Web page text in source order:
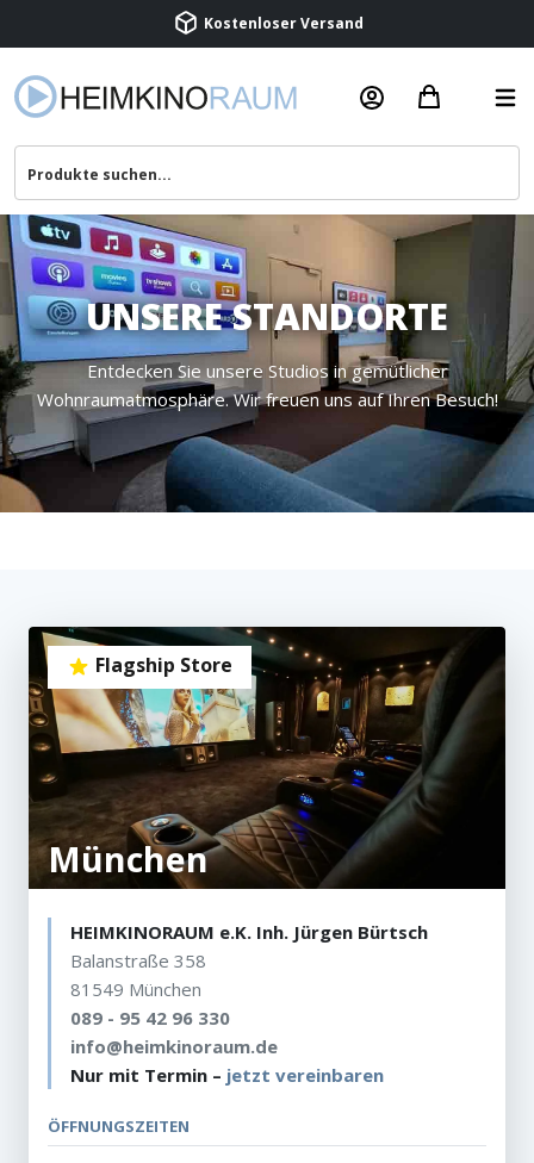
Kostenloser Versand
Beratung & Service
UNSERE STANDORTE
Entdecken Sie unsere Studios in gemütlicher
Wohnraumatmosphäre. Wir freuen uns auf Ihren Besuch!
Flagship Store
München
HEIMKINORAUM e.K. Inh. Jürgen Bürtsch
Balanstraße 358
81549 München
089 - 95 42 96 330
info@heimkinoraum.de
Nur mit Termin – jetzt vereinbaren
ÖFFNUNGSZEITEN